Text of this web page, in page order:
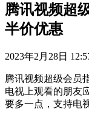
腾讯视频超
半价优惠
2023年2月28日
腾讯视频超级会员
电视上观看的朋友
要多一点，支持电